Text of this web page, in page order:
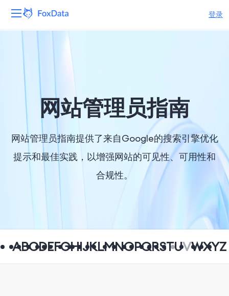
登录
解决方案网站管理员指南
网站管理员指南提供了来自Google的搜索引擎优化
提示和最佳实践，以增强网站的可见性、可用性和
合规性。
ABCDEFGHIJKLMNOPQRSTUVWXYZ